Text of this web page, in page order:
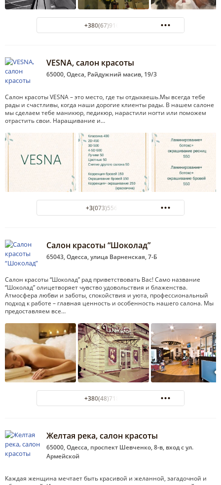
+380(67)916-83-68
VESNA, салон красоты
65000, Одеса, Райдужний масив, 19/3
Салон красоты VESNA – это место, где ты отдыхаешь.Мы всегда тебе
рады и счастливы, когда наши дорогие клиенты рады. В нашем салоне
мы сделаем тебе маникюр, педикюр, нарастили ногти или поможем
отрастить свои. Наращивание и…
+3(073)556-57-55
Салон красоты “Шоколад”
65043, Одесса, улица Варненская, 7-Б
Салон красоты “Шоколад” рад приветствовать Вас! Само название
“Шоколад” олицетворяет чувство удовольствия и блаженства.
Атмосфера любви и заботы, спокойствия и уюта, профессиональный
подход к работе – главная ценность и особенность нашего салона. Мы
предоставляем все…
+380(48)718-69-70
Желтая река, салон красоты
65000, Одесса, проспект Шевченко, 8-в, вход с ул.
Армейской
Каждая женщина мечтает быть красивой и желанной, загадочной и